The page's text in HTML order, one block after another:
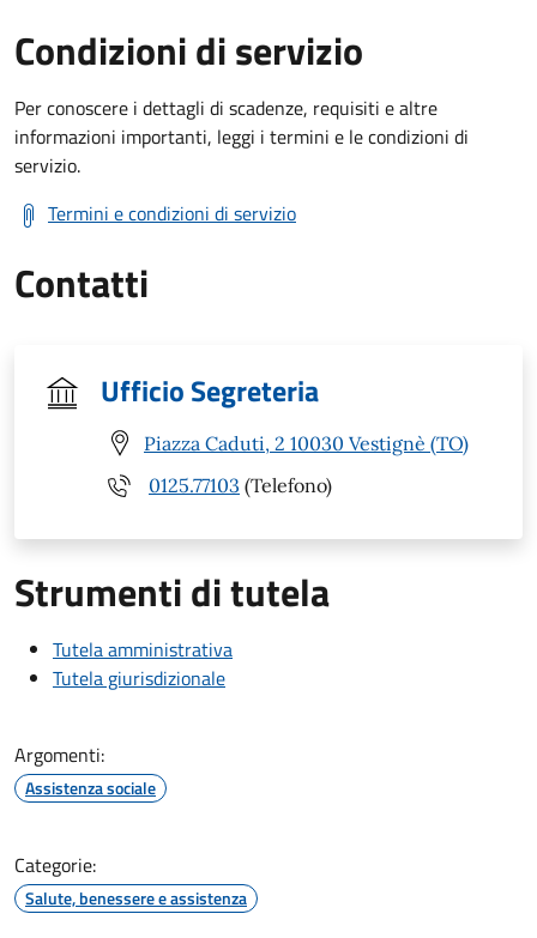
Condizioni di servizio
Per conoscere i dettagli di scadenze, requisiti e altre
informazioni importanti, leggi i termini e le condizioni di
servizio.
Termini e condizioni di servizio
Contatti
Ufficio Segreteria
Piazza Caduti, 2 10030 Vestignè (TO)
0125.77103 (Telefono)
Strumenti di tutela
Tutela amministrativa
Tutela giurisdizionale
Argomenti:
Assistenza sociale
Categorie:
Salute, benessere e assistenza